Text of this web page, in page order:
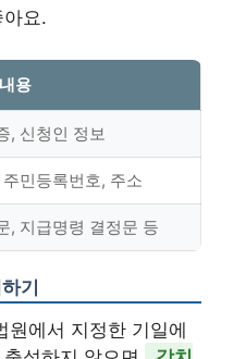
요.
용
, 신청인 정보
민등록번호, 주소
, 지급명령 결정문 등
기
에서 지정한 기일에